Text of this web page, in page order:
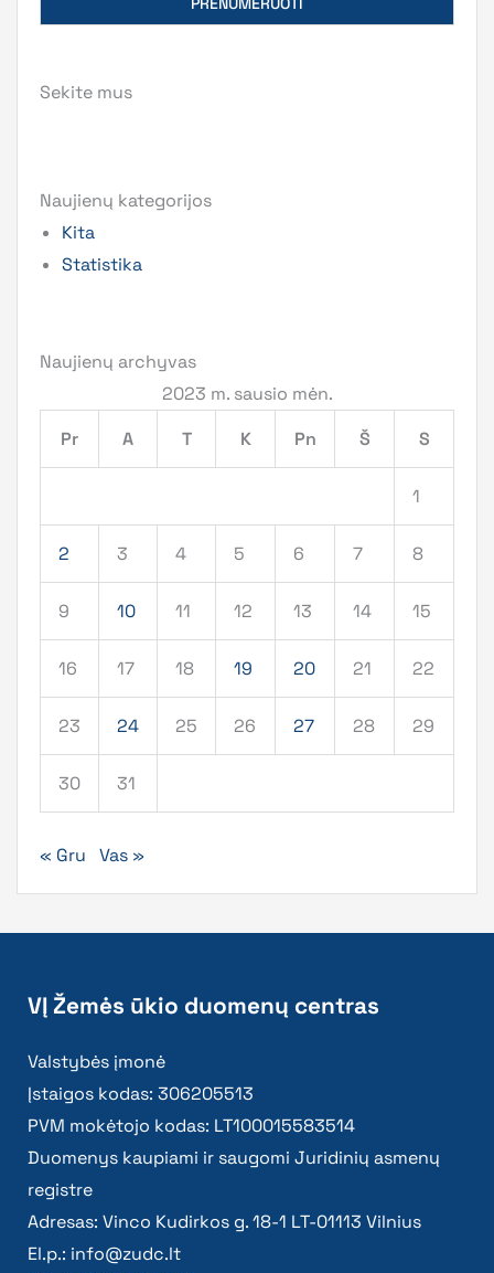
Sekite mus
Naujienų kategorijos
Kita
Statistika
Naujienų archyvas
2023 m. sausio mėn.
Pr
A T K Pn Š S
1
2 3 4 5 6 7 8
9 10 11 12 13 14 15
16 17 18 19 20 21 22
23 24 25 26 27 28 29
30 31
« Gru Vas »
VĮ Žemės ūkio duomenų centras
Valstybės įmonė
Įstaigos kodas: 306205513
PVM mokėtojo kodas: LT100015583514
Duomenys kaupiami ir saugomi Juridinių asmenų
registre
Adresas: Vinco Kudirkos g. 18-1 LT-01113 Vilnius
El.p.: info@zudc.lt